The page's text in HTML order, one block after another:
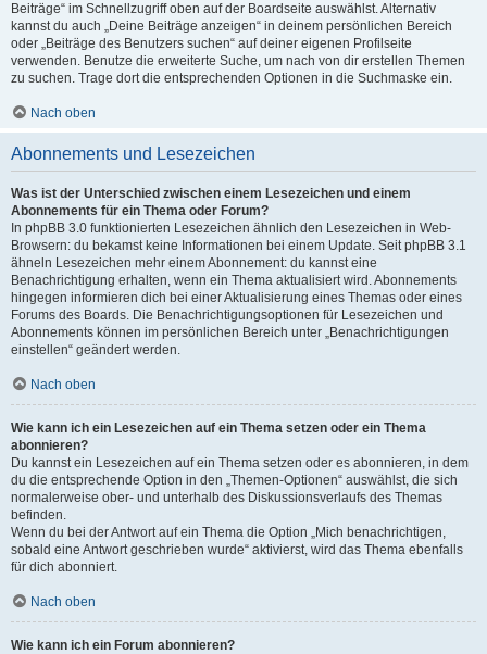
Beiträge“ im Schnellzugriff oben auf der Boardseite auswählst. Alternativ
kannst du auch „Deine Beiträge anzeigen“ in deinem persönlichen Bereich
oder „Beiträge des Benutzers suchen“ auf deiner eigenen Profilseite
verwenden. Benutze die erweiterte Suche, um nach von dir erstellen Themen
zu suchen. Trage dort die entsprechenden Optionen in die Suchmaske ein.
Nach oben
Abonnements und Lesezeichen
Was ist der Unterschied zwischen einem Lesezeichen und einem
Abonnements für ein Thema oder Forum?
In phpBB 3.0 funktionierten Lesezeichen ähnlich den Lesezeichen in Web-
Browsern: du bekamst keine Informationen bei einem Update. Seit phpBB 3.1
ähneln Lesezeichen mehr einem Abonnement: du kannst eine
Benachrichtigung erhalten, wenn ein Thema aktualisiert wird. Abonnements
hingegen informieren dich bei einer Aktualisierung eines Themas oder eines
Forums des Boards. Die Benachrichtigungsoptionen für Lesezeichen und
Abonnements können im persönlichen Bereich unter „Benachrichtigungen
einstellen“ geändert werden.
Nach oben
Wie kann ich ein Lesezeichen auf ein Thema setzen oder ein Thema
abonnieren?
Du kannst ein Lesezeichen auf ein Thema setzen oder es abonnieren, in dem
du die entsprechende Option in den „Themen-Optionen“ auswählst, die sich
normalerweise ober- und unterhalb des Diskussionsverlaufs des Themas
befinden.
Wenn du bei der Antwort auf ein Thema die Option „Mich benachrichtigen,
sobald eine Antwort geschrieben wurde“ aktivierst, wird das Thema ebenfalls
für dich abonniert.
Nach oben
Wie kann ich ein Forum abonnieren?